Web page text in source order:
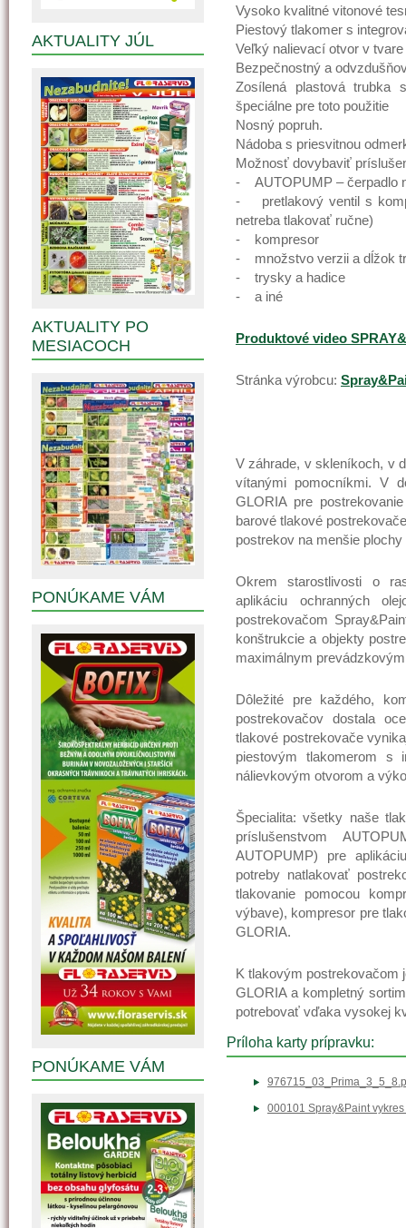
Vysoko kvalitné vitonové
Piestový tlakomer s
Veľký nalievací otvor v
Bezpečnostný a
Zosílená plastová trubka
špeciálne pre toto použitie
Nosný popruh.
Nádoba s priesvitnou
Možnosť dovybaviť
- AUTOPUMP – čerpadlo
- pretlakový ventil s
netreba tlakovať ručne)
- kompresor
- množstvo verzii a dĺžok
- trysky a hadice
- a iné
Produktové video
Stránka výrobcu:
V záhrade, v skleníkoch, v
vítanými pomocníkmi. V
GLORIA pre
barové tlakové
postrekov na menšie
Okrem starostlivosti o
aplikáciu ochranných
postrekovačom
konštrukcie a objekty
maximálnym
Dôležité pre každého,
postrekovačov dostala
tlakové postrekovače
piestovým tlakomerom s
nálievkovým otvorom a
Špecialita: všetky naše
príslušenstvom
AUTOPUMP) pre
potreby natlakovať
tlakovanie pomocou
výbave), kompresor pre
GLORIA.
K tlakovým postrekovačom
GLORIA a kompletný
potrebovať vďaka vysokej
Príloha karty prípravku:
000101 Spray&Paint
AKTUALITY JÚL
AKTUALITY PO
MESIACOCH
PONÚKAME VÁM
PONÚKAME VÁM